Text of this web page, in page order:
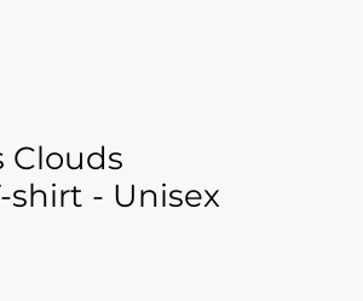
Clouds
- Unisex